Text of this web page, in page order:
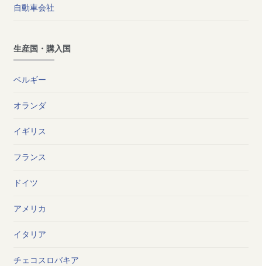
自動車会社
生産国・購入国
ベルギー
オランダ
イギリス
フランス
ドイツ
アメリカ
イタリア
チェコスロバキア